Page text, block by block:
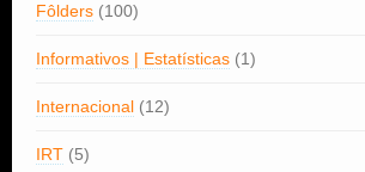
Fôlders (100)
Informativos | Estatísticas (1)
Internacional (12)
IRT (5)